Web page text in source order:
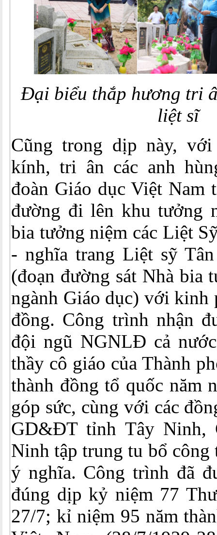
Đại biểu thắp hương tri
liệt sĩ
Cũng trong dịp này,
kính, tri ân các anh
đoàn Giáo dục Việt Nam
đường đi lên khu tưởng
bia tưởng niệm các Liệt
- nghĩa trang Liệt sỹ
(đoạn đường sát Nhà bia
ngành Giáo dục) với kinh
đồng. Công trình nhận
đội ngũ NGNLĐ cả
thầy cô giáo của Thành
thành đồng tổ quốc năm
góp sức, cùng với các
GD&ĐT tỉnh Tây Ninh,
Ninh tập trung tu bổ công
ý nghĩa. Công trình đã
đúng dịp kỷ niệm 77
27/7; kỉ niệm 95 năm